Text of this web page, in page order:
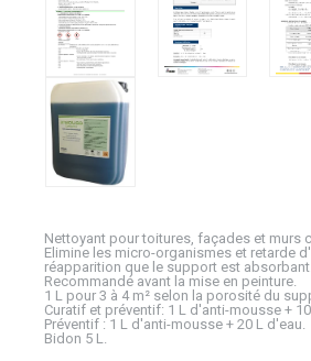
Nettoyant pour toitures, façades et murs
Elimine les micro-organismes et retarde
réapparition que le support est absorbant.
Recommandé avant la mise en peinture.
1 L pour 3 à 4 m² selon la porosité du
Curatif et préventif: 1 L d'anti-mousse + 10
Préventif : 1 L d'anti-mousse + 20 L d'eau.
Bidon 5 L.